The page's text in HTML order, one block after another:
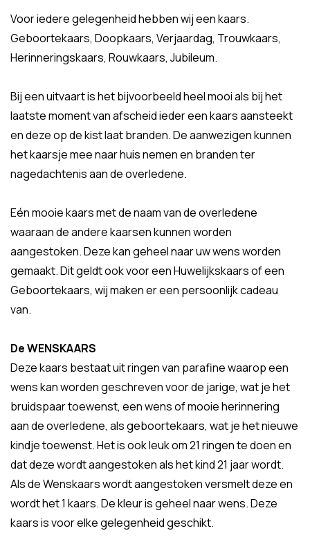
Voor iedere gelegenheid hebben wij een kaars.
Geboortekaars, Doopkaars, Verjaardag, Trouwkaars,
Herinneringskaars, Rouwkaars, Jubileum.
Bij een uitvaart is het bijvoorbeeld heel mooi als bij het
laatste moment van afscheid ieder een kaars aansteekt
en deze op de kist laat branden. De aanwezigen kunnen
het kaarsje mee naar huis nemen en branden ter
nagedachtenis aan de overledene.
Eén mooie kaars met de naam van de overledene
waaraan de andere kaarsen kunnen worden
aangestoken. Deze kan geheel naar uw wens worden
gemaakt. Dit geldt ook voor een Huwelijkskaars of een
Geboortekaars, wij maken er een persoonlijk cadeau
van.
De WENSKAARS
Deze kaars bestaat uit ringen van parafine waarop een
wens kan worden geschreven voor de jarige, wat je het
bruidspaar toewenst, een wens of mooie herinnering
aan de overledene, als geboortekaars, wat je het nieuwe
kindje toewenst. Het is ook leuk om 21 ringen te doen en
dat deze wordt aangestoken als het kind 21 jaar wordt.
Als de Wenskaars wordt aangestoken versmelt deze en
wordt het 1 kaars. De kleur is geheel naar wens. Deze
kaars is voor elke gelegenheid geschikt.